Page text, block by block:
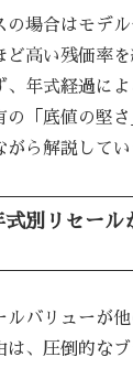
の場合はモデ
ど高い残価率
、年式経過に
の「底値の堅
がら解説してい
式別リセール
ルバリューが
は、圧倒的な